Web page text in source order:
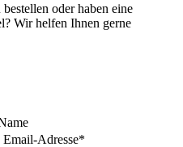
oder haben eine
Wir helfen Ihnen gerne
Email-Adresse*